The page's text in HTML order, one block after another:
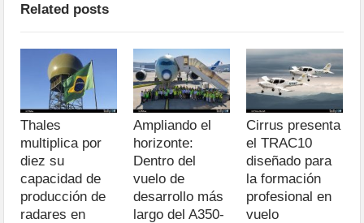
Related posts
Thales
multiplica por
diez su
capacidad de
producción de
radares en
Ampliando el
horizonte:
Dentro del
vuelo de
desarrollo más
largo del A350-
Cirrus presenta
el TRAC10
diseñado para
la formación
profesional en
vuelo